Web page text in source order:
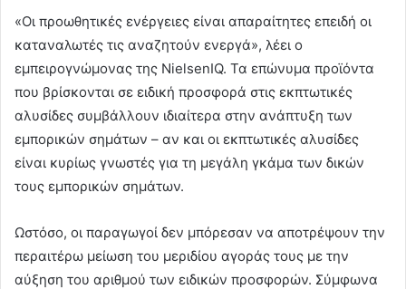
«Οι προωθητικές ενέργειες είναι απαραίτητες επειδή οι
καταναλωτές τις αναζητούν ενεργά», λέει ο
εμπειρογνώμονας της NielsenIQ. Τα επώνυμα προϊόντα
που βρίσκονται σε ειδική προσφορά στις εκπτωτικές
αλυσίδες συμβάλλουν ιδιαίτερα στην ανάπτυξη των
εμπορικών σημάτων – αν και οι εκπτωτικές αλυσίδες
είναι κυρίως γνωστές για τη μεγάλη γκάμα των δικών
τους εμπορικών σημάτων.
Ωστόσο, οι παραγωγοί δεν μπόρεσαν να αποτρέψουν την
περαιτέρω μείωση του μεριδίου αγοράς τους με την
αύξηση του αριθμού των ειδικών προσφορών. Σύμφωνα